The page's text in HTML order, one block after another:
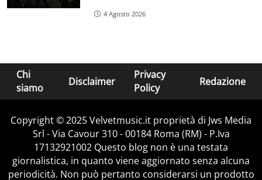
4 Agosto 2026
Chi
siamo
Disclaimer
Privacy
Policy
Redazione
Copyright © 2025 Velvetmusic.it proprietà di Jws Media
Srl - Via Cavour 310 - 00184 Roma (RM) - P.Iva
17132921002 Questo blog non è una testata
giornalistica, in quanto viene aggiornato senza alcuna
periodicità. Non può pertanto considerarsi un prodotto